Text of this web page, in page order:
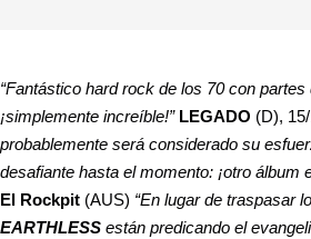
“Fantástico hard rock de los 70 con
¡simplemente increíble!” LEGADO (D),
probablemente será considerado su
desafiante hasta el momento: ¡otro álbum
El Rockpit (AUS) “En lugar de traspasar
EARTHLESS están predicando el